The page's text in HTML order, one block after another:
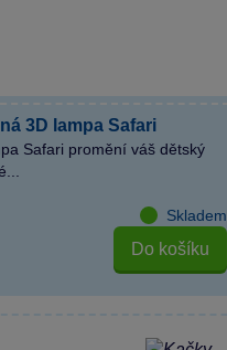
3D lampa Safari
Safari promění váš dětský
Skladem
Do košíku